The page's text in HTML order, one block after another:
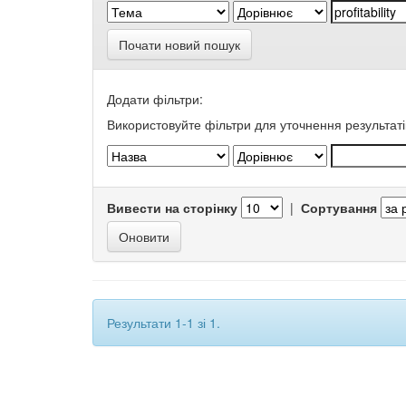
Почати новий пошук
Додати фільтри:
Використовуйте фільтри для уточнення
Вивести на сторінку | Сортування
Результати 1-1 зі 1.